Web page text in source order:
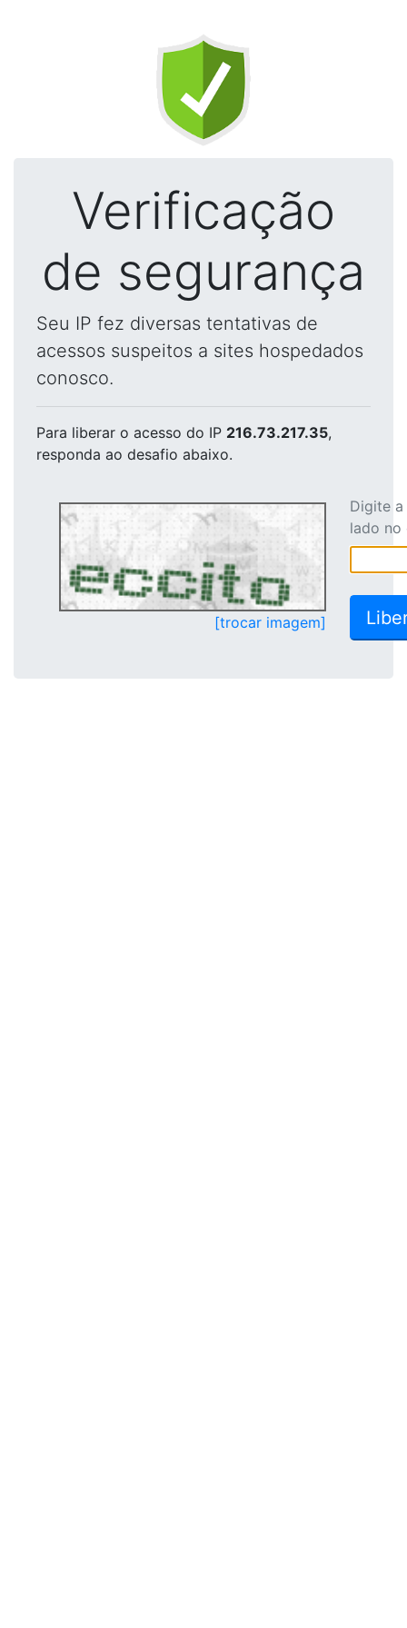
Verificação
de segurança
Seu IP fez diversas tentativas de
acessos suspeitos a sites hospedados
conosco.
Para liberar o acesso do IP 216.73.217.35,
responda ao desafio abaixo.
[trocar imagem]
Digite
lado no